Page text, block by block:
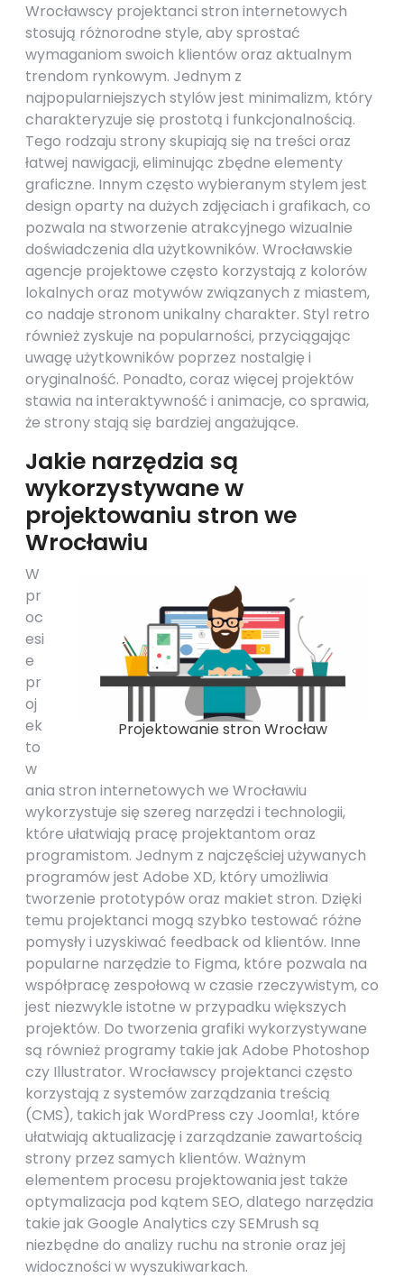
Wrocławscy projektanci stron internetowych
stosują różnorodne style, aby sprostać
wymaganiom swoich klientów oraz aktualnym
trendom rynkowym. Jednym z
najpopularniejszych stylów jest minimalizm, który
charakteryzuje się prostotą i funkcjonalnością.
Tego rodzaju strony skupiają się na treści oraz
łatwej nawigacji, eliminując zbędne elementy
graficzne. Innym często wybieranym stylem jest
design oparty na dużych zdjęciach i grafikach, co
pozwala na stworzenie atrakcyjnego wizualnie
doświadczenia dla użytkowników. Wrocławskie
agencje projektowe często korzystają z kolorów
lokalnych oraz motywów związanych z miastem,
co nadaje stronom unikalny charakter. Styl retro
również zyskuje na popularności, przyciągając
uwagę użytkowników poprzez nostalgię i
oryginalność. Ponadto, coraz więcej projektów
stawia na interaktywność i animacje, co sprawia,
że strony stają się bardziej angażujące.
Jakie narzędzia są
wykorzystywane w
projektowaniu stron we
Wrocławiu
Projektowanie stron Wrocław
W
pr
oc
esi
e
pr
oj
ek
to
w
ania stron internetowych we Wrocławiu
wykorzystuje się szereg narzędzi i technologii,
które ułatwiają pracę projektantom oraz
programistom. Jednym z najczęściej używanych
programów jest Adobe XD, który umożliwia
tworzenie prototypów oraz makiet stron. Dzięki
temu projektanci mogą szybko testować różne
pomysły i uzyskiwać feedback od klientów. Inne
popularne narzędzie to Figma, które pozwala na
współpracę zespołową w czasie rzeczywistym, co
jest niezwykle istotne w przypadku większych
projektów. Do tworzenia grafiki wykorzystywane
są również programy takie jak Adobe Photoshop
czy Illustrator. Wrocławscy projektanci często
korzystają z systemów zarządzania treścią
(CMS), takich jak WordPress czy Joomla!, które
ułatwiają aktualizację i zarządzanie zawartością
strony przez samych klientów. Ważnym
elementem procesu projektowania jest także
optymalizacja pod kątem SEO, dlatego narzędzia
takie jak Google Analytics czy SEMrush są
niezbędne do analizy ruchu na stronie oraz jej
widoczności w wyszukiwarkach.